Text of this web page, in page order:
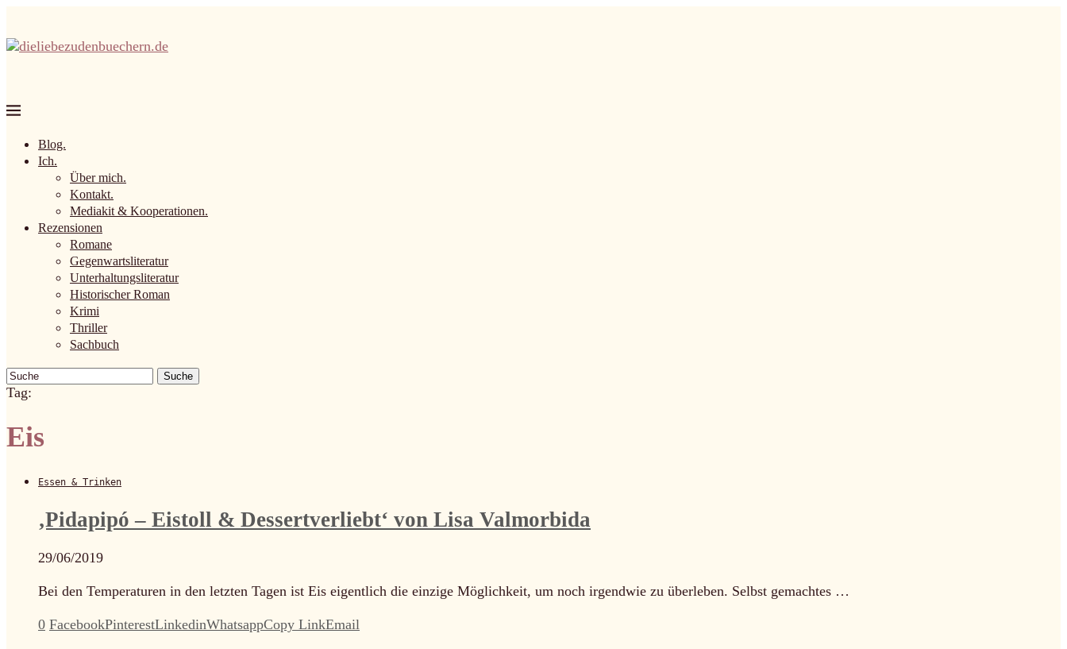
Blog.
Ich.
Über mich.
Kontakt.
Mediakit & Kooperationen.
Rezensionen
Romane
Gegenwartsliteratur
Unterhaltungsliteratur
Historischer Roman
Krimi
Thriller
Sachbuch
Suche
Tag:
Eis
Essen & Trinken
‚Pidapipó – Eistoll & Dessertverliebt‘ von Lisa Valmorbida
29/06/2019
Bei den Temperaturen in den letzten Tagen ist Eis eigentlich die einzige Möglichkeit, um noch irgendwie zu überleben. Selbst gemachtes …
0 FacebookPinterestLinkedinWhatsappCopy LinkEmail